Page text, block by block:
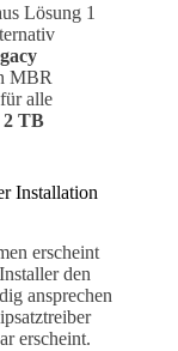
Lösung 1
MBR
alle
2 TB
Installation
erscheint
den
ansprechen
erscheint.